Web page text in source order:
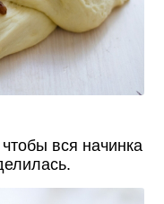
вся начинка